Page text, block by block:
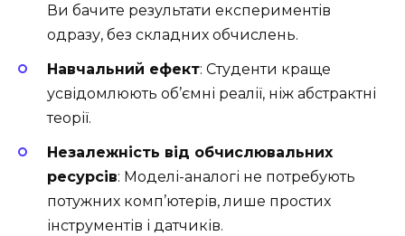
Ви бачите результати експериментів
одразу, без складних обчислень.
Навчальний ефект: Студенти краще
усвідомлюють об’ємні реалії, ніж абстрактні
теорії.
Незалежність від обчислювальних
ресурсів: Моделі-аналогі не потребують
потужних комп’ютерів, лише простих
інструментів і датчиків.